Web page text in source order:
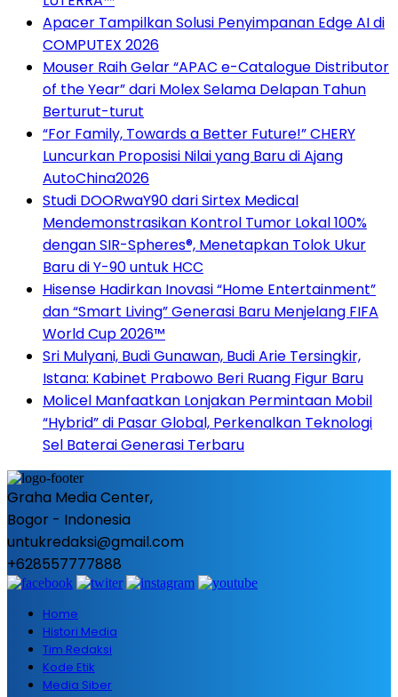
Apacer Tampilkan Solusi Penyimpanan Edge AI di
COMPUTEX 2026
Mouser Raih Gelar “APAC e-Catalogue Distributor
of the Year” dari Molex Selama Delapan Tahun
Berturut-turut
“For Family, Towards a Better Future!” CHERY
Luncurkan Proposisi Nilai yang Baru di Ajang
AutoChina2026
Studi DOORwaY90 dari Sirtex Medical
Mendemonstrasikan Kontrol Tumor Lokal 100%
dengan SIR-Spheres®, Menetapkan Tolok Ukur
Baru di Y-90 untuk HCC
Hisense Hadirkan Inovasi “Home Entertainment”
dan “Smart Living” Generasi Baru Menjelang FIFA
World Cup 2026™
Sri Mulyani, Budi Gunawan, Budi Arie Tersingkir,
Istana: Kabinet Prabowo Beri Ruang Figur Baru
Molicel Manfaatkan Lonjakan Permintaan Mobil
“Hybrid” di Pasar Global, Perkenalkan Teknologi
Sel Baterai Generasi Terbaru
Graha Media Center,
Bogor - Indonesia
untukredaksi@gmail.com
+628557777888
Home
Histori Media
Tim Redaksi
Kode Etik
Media Siber